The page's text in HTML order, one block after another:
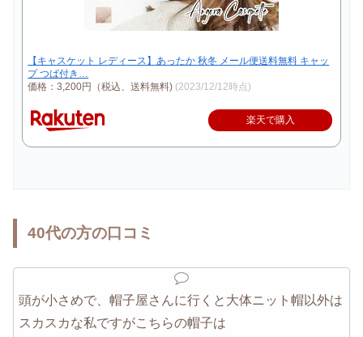
【キャスケット レディース】あったか 秋冬 メール便送料無料 キャッ
プ つば付き…
価格：3,200円（税込、送料無料) (2023/12/12時点)
楽天で購入
40代の方の口コミ
頭が小さめで、帽子屋さんに行くと大体ニット帽以外は
スカスカな私ですがこちらの帽子は